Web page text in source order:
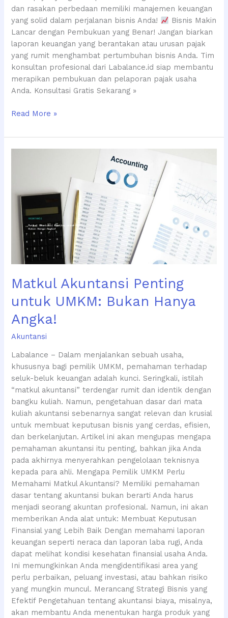
dan rasakan perbedaan memiliki manajemen keuangan
yang solid dalam perjalanan bisnis Anda!
Bisnis Makin
Lancar dengan Pembukuan yang Benar! Jangan biarkan
laporan keuangan yang berantakan atau urusan pajak
yang rumit menghambat pertumbuhan bisnis Anda. Tim
konsultan profesional dari Labalance.id siap membantu
merapikan pembukuan dan pelaporan pajak usaha
Anda. Konsultasi Gratis Sekarang »
Read More »
Matkul Akuntansi Penting
untuk UMKM: Bukan Hanya
Angka!
Akuntansi
Labalance – Dalam menjalankan sebuah usaha,
khususnya bagi pemilik UMKM, pemahaman terhadap
seluk-beluk keuangan adalah kunci. Seringkali, istilah
“matkul akuntansi” terdengar rumit dan identik dengan
bangku kuliah. Namun, pengetahuan dasar dari mata
kuliah akuntansi sebenarnya sangat relevan dan krusial
untuk membuat keputusan bisnis yang cerdas, efisien,
dan berkelanjutan. Artikel ini akan mengupas mengapa
pemahaman akuntansi itu penting, bahkan jika Anda
pada akhirnya menyerahkan pengelolaan teknisnya
kepada para ahli. Mengapa Pemilik UMKM Perlu
Memahami Matkul Akuntansi? Memiliki pemahaman
dasar tentang akuntansi bukan berarti Anda harus
menjadi seorang akuntan profesional. Namun, ini akan
memberikan Anda alat untuk: Membuat Keputusan
Finansial yang Lebih Baik Dengan memahami laporan
keuangan seperti neraca dan laporan laba rugi, Anda
dapat melihat kondisi kesehatan finansial usaha Anda.
Ini memungkinkan Anda mengidentifikasi area yang
perlu perbaikan, peluang investasi, atau bahkan risiko
yang mungkin muncul. Merancang Strategi Bisnis yang
Efektif Pengetahuan tentang akuntansi biaya, misalnya,
akan membantu Anda menentukan harga produk yang
UMKM:
Bukan
Hanya
Angka!